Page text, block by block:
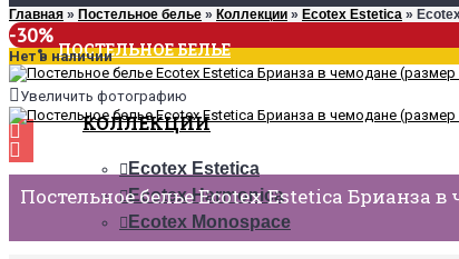
ПОСТЕЛЬНОЕ БЕЛЬЕ
КОЛЛЕКЦИИ
Ecotex Estetica
Ecotex Harmonica
Ecotex Monospace
Главная » Постельное белье » Коллекции » Ecotex Estetica »
-30%
Нет в наличии
Увеличить фотографию
Постельное белье Ecotex Estetica Брианза